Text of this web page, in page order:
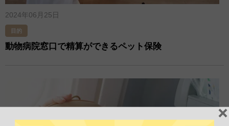
2024年06月25日
目的
動物病院窓口で精算ができるペット保険